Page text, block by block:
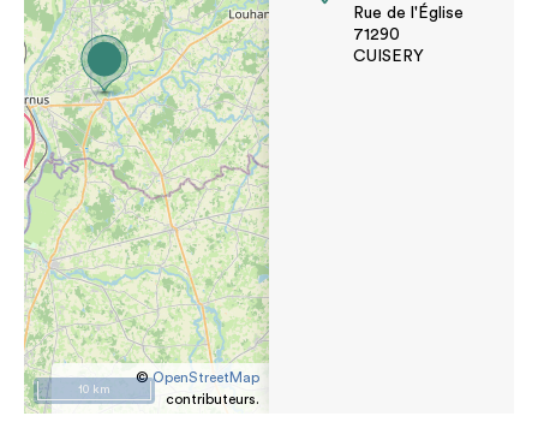
©OpenStreetMap
contributeurs.
10 km
Rue de l'Église
71290
CUISERY